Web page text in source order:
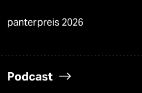
panterpreis 2026
Podcast